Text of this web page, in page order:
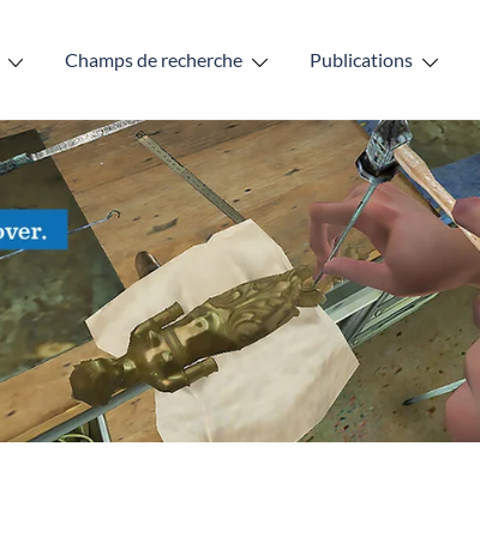
Champs de recherche Publications